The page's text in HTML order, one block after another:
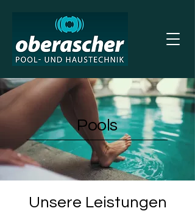
Pools
Unsere Leistungen